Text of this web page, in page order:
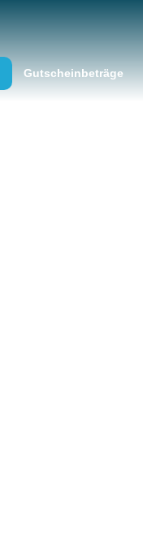
Gutscheinbeträge